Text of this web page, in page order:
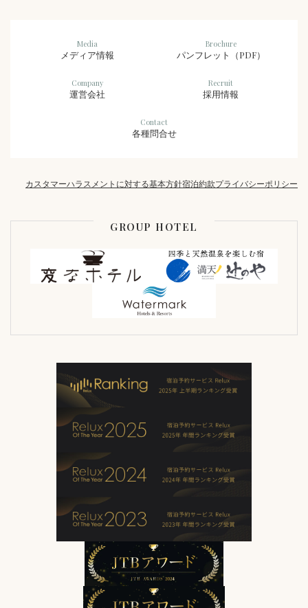
Media
メディア情報
Brochure
パンフレット（PDF）
Company
運営会社
Recruit
採用情報
Contact
各種問合せ
カスタマーハラスメントに対する基本方針宿泊約款プライバシーポリシー
GROUP HOTEL